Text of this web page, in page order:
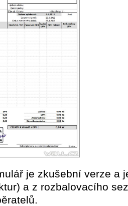
je zkušební verze a
a z rozbalovacího